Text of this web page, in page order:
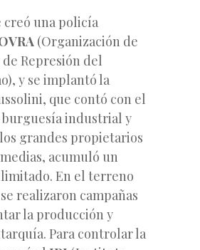
creó una policía
(Organización de
Represión del
y se implantó la
que contó con el
burguesía industrial y
grandes propietarios
acumuló un
En el terreno
realizaron campañas
la producción y
Para controlar la